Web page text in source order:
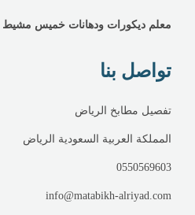
معلم ديكورات ودهانات خميس مشيط
تواصل بنا
تفصيل مطابخ الرياض
المملكة العربية السعودية الرياض
0550569603
info@matabikh-alriyad.com